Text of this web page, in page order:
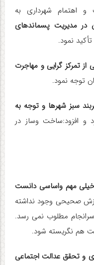
اهتمام شهرداری به
در مدیریت پسماندهای
نمود.
تمرکز گرایی و مهاجرت
توجه نمود.
سبز شهرها و توجه به
و افزود:ساخت وساز در
مهم واساسی دانست
صحیحی وجود نداشته
سرانجام مطلوب نمی رسد.
هم نگریسته شود.
و تحقق عدالت اجتماعی